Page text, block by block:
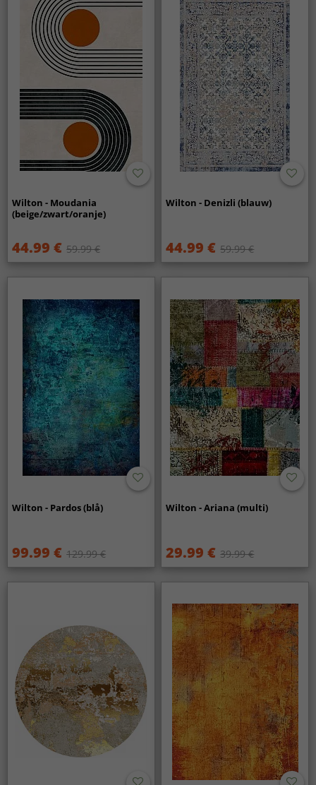
Wilton - Moudania
(beige/zwart/oranje)
44.99 € 59.99 €
Wilton - Denizli (blauw)
44.99 € 59.99 €
Wilton - Pardos (blå)
99.99 € 129.99 €
Wilton - Ariana (multi)
29.99 € 39.99 €